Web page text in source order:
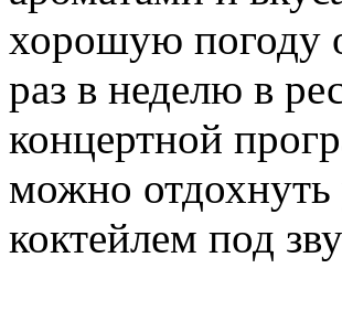
хорошую погоду
раз в неделю в
концертной
можно
коктейлем под